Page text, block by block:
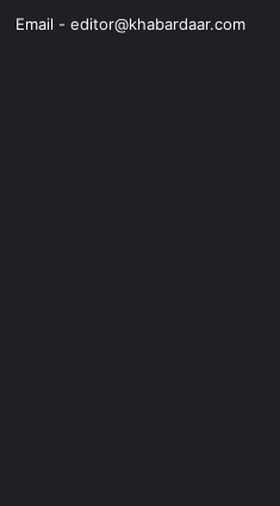
Email - editor@khabardaar.com